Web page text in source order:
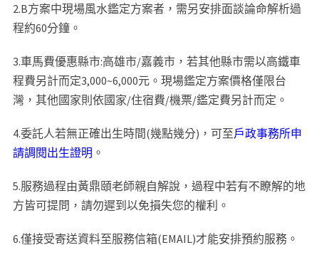
2.B方案中現場風水鑑定方案者，需另安排面談論命解析過
程約60分鐘。
3.車馬費優惠縣市:高雄市/嘉義市，若其他縣市需以高鐵車
程費另計而定3,000~6,000元。現場鑑定方案價格僅限台
灣，其他國家則依國家/住宿費/機票/鑑定費另計而定。
4.委託人若無正確出生時間(幾點幾分)，可至戶政事務所申
請調閱出生證明 。
5.服務過程由黃鼎頤老師親自解說，過程中若有不瞭解的地
方皆可提問，請勿遲到以免損失您的權利。
6.僅接受寄送資料至服務信箱(EMAIL)才能安排預約服務。